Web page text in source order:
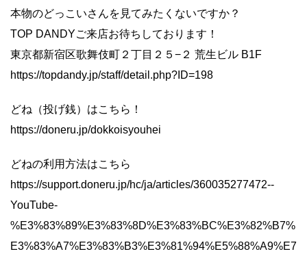
本物のどっこいさんを見てみたくないですか？
TOP DANDYご来店お待ちしております！
東京都新宿区歌舞伎町２丁目２５−２ 荒生ビル B1F
https://topdandy.jp/staff/detail.php?ID=198
どね（投げ銭）はこちら！
https://doneru.jp/dokkoisyouhei
どねの利用方法はこちら
https://support.doneru.jp/hc/ja/articles/360035277472--
YouTube-
%E3%83%89%E3%83%8D%E3%83%BC%E3%82%B7%
E3%83%A7%E3%83%B3%E3%81%94%E5%88%A9%E7